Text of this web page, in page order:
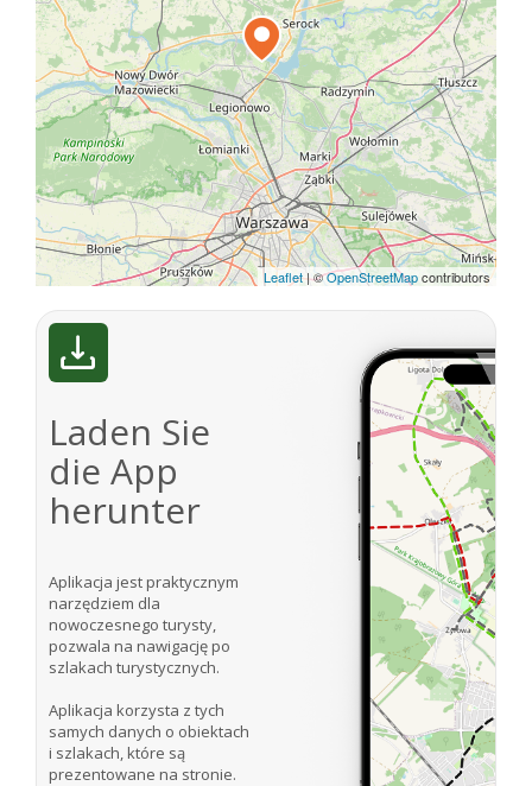
Leaflet|©OpenStreetMapcontributors
Laden Sie
die App
herunter
Aplikacja jest praktycznym
narzędziem dla
nowoczesnego turysty,
pozwala na nawigację po
szlakach turystycznych.
Aplikacja korzysta z tych
samych danych o obiektach
i szlakach, które są
prezentowane na stronie.